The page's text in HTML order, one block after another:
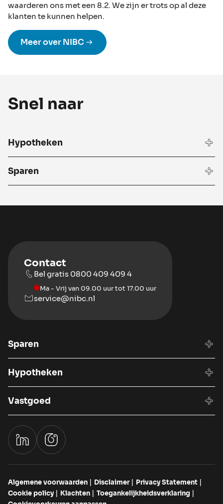
waarderen ons met een 8.2. We zijn er trots op al deze
klanten te kunnen helpen.
Meer over NIBC
Snel naar
Hypotheken
Sparen
Contact
Bel gratis 0800 409 409 4
Ma - Vrij van 09.00 uur tot 17.00 uur
service@nibc.nl
Sparen
Hypotheken
Vastgoed
Algemene voorwaarden Disclaimer
Privacy Statement
Cookie policy
Klachten
Toegankelijkheidsverklaring